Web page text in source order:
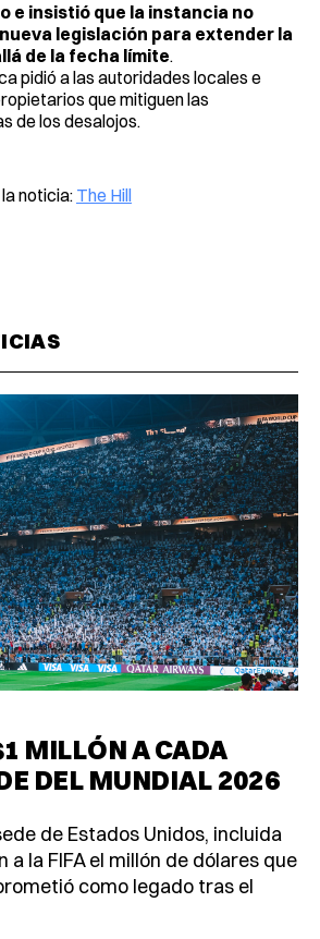
e insistió que la instancia no
legislación para extender la
de la fecha límite.
pidió a las autoridades locales e
que mitiguen las
de los desalojos.
noticia: The Hill
MILLÓN A CADA
DEL MUNDIAL 2026
de Estados Unidos, incluida
a la FIFA el millón de dólares que
como legado tras el